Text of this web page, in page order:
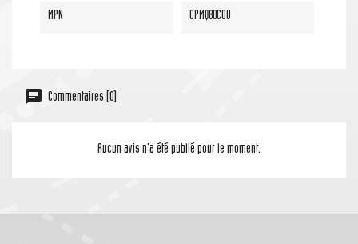
MPN CPMQ80COU
Commentaires (0)
Aucun avis n'a été publié pour le moment.